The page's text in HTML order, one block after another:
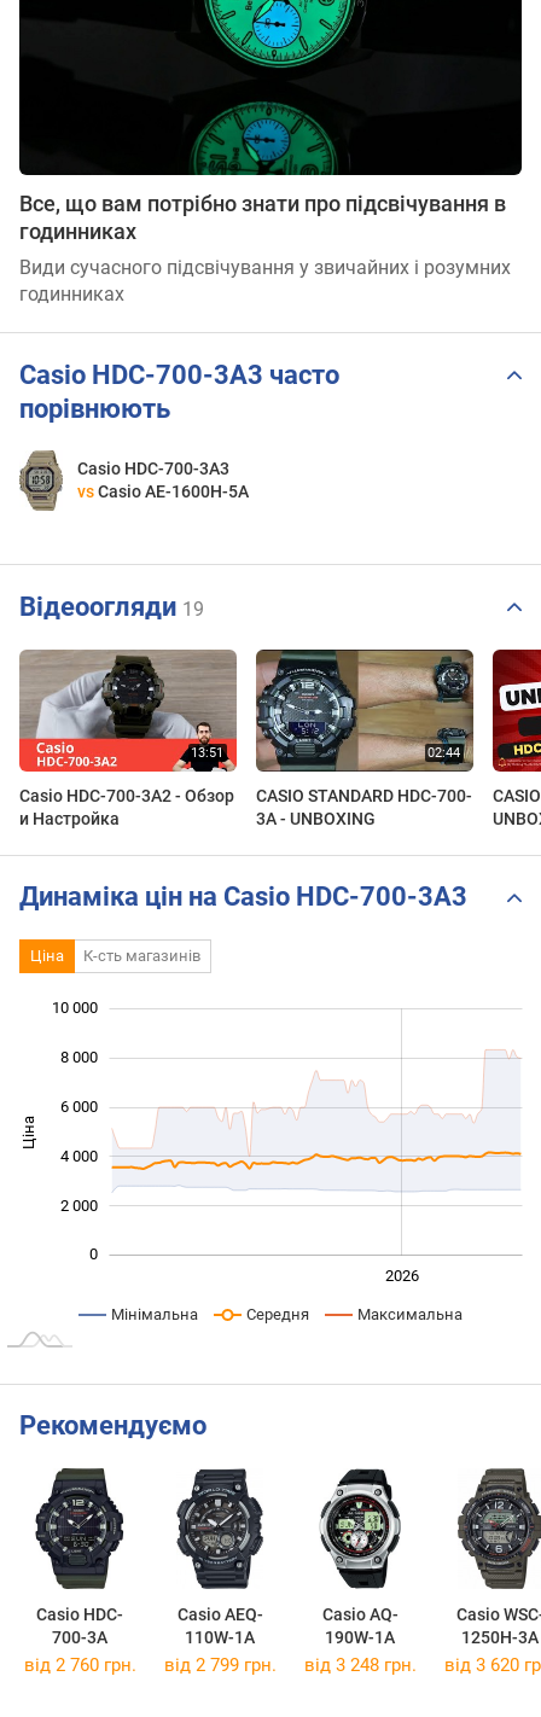
Все, що вам потрібно знати про підсвічування в
годинниках
Види сучасного підсвічування у звичайних і розумних
годинниках
Casio HDC-700-3A3 часто
порівнюють
Casio HDC-700-3A3
vs Casio AE-1600H-5A
Відеоогляди 19
Casio HDC-700-3A2 - Обзор
и Настройка
CASIO STANDARD HDC-700-
3A - UNBOXING
Динаміка цін на Casio HDC-700-3A3
Ціна К-сть магазинів
Ціна
0
2 000
4 000
6 000
8 000
10 000
2026
Мінімальна Середня Максимальна
Рекомендуємо
Casio HDC-
700-3A
Casio AEQ-
110W-1A
Casio AQ-
190W-1A
Casio
1250H-3A
від 2 760 грн. від 2 799 грн. від 3 248 грн. від 3 620